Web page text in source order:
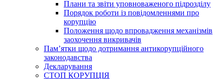
Плани та звіти уповноваженого підрозділу
Порядок роботи із повідомленнями про
корупцію
Положення щодо впровадження механізмів
заохочення викривачів
Пам’ятки щодо дотримання антикорупційного
законодавства
Декларування
СТОП КОРУПЦІЯ